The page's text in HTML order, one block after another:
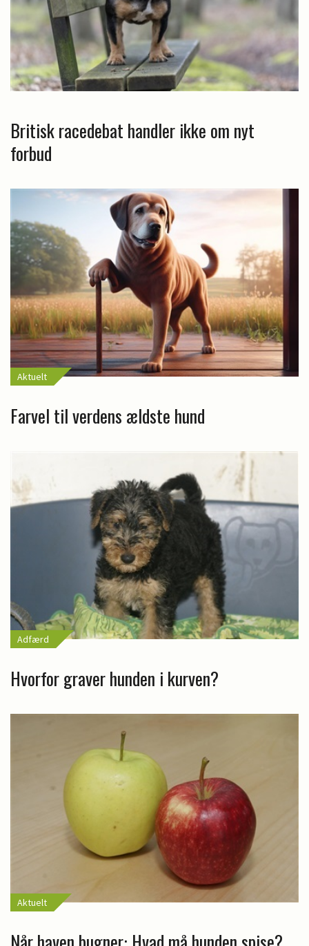
Britisk racedebat handler ikke om nyt
forbud
Aktuelt
Farvel til verdens ældste hund
Adfærd
Hvorfor graver hunden i kurven?
Aktuelt